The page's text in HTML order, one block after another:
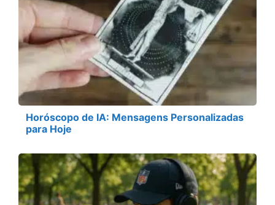
Horóscopo de IA: Mensagens Personalizadas
para Hoje